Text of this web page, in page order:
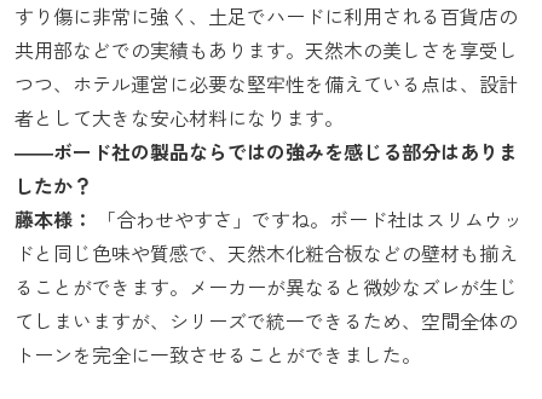
すり傷に非常に強く、土足でハードに利用される百貨店の
共用部などでの実績もあります。天然木の美しさを享受し
つつ、ホテル運営に必要な堅牢性を備えている点は、設計
者として大きな安心材料になります。
――ボード社の製品ならではの強みを感じる部分はありま
したか？
藤本様：
「合わせやすさ」ですね。ボード社はスリムウッ
ドと同じ色味や質感で、天然木化粧合板などの壁材も揃え
ることができます。メーカーが異なると微妙なズレが生じ
てしまいますが、シリーズで統一できるため、空間全体の
トーンを完全に一致させることができました。